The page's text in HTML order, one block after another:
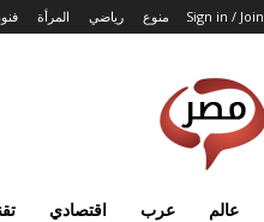
Sign in / Join المرأة رياضي منوع
عالم عرب اقتصادي